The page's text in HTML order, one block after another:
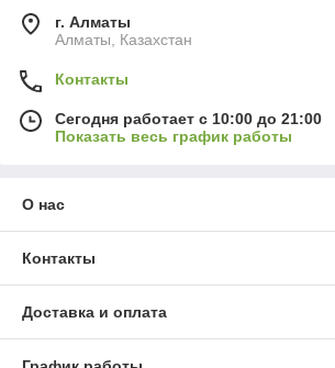
г. Алматы
Алматы, Казахстан
Контакты
Сегодня работает с 10:00 до 21:00
Показать весь график работы
О нас
Контакты
Доставка и оплата